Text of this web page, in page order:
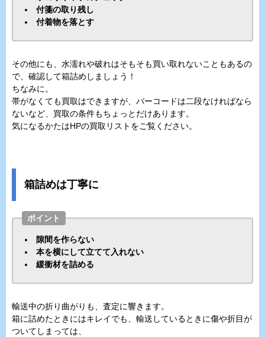
付箋の取り残し
付着物を落とす
その他にも、水濡れや破れはそもそも買い取れないこともあるの
で、確認して箱詰めしましょう！
ちなみに。
帯がなくても買取はできますが、バーコードは二段なければなら
ないなど、買取の条件もちょっとだけあります。
気になるかたはHPの買取リストをご覧ください。
箱詰めは丁寧に
ポイント
隙間を作らない
本を横にして立てて入れない
緩衝材を詰める
輸送中の折り曲がりも、査定に響きます。
箱に詰めたときにはキレイでも、輸送しているときに傷や折目が
ついてしまっては、